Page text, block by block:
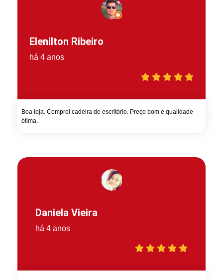
Elenilton Ribeiro
há 4 anos
Boa loja. Comprei cadeira de escritório. Preço bom e qualidade
ótima.
Daniela Vieira
há 4 anos